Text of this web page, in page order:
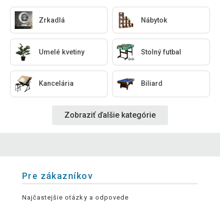
Zrkadlá Nábytok
Umelé kvetiny Stolný futbal
Kancelária Biliard
Zobraziť ďalšie kategórie
Pre zákazníkov
Najčastejšie otázky a odpovede